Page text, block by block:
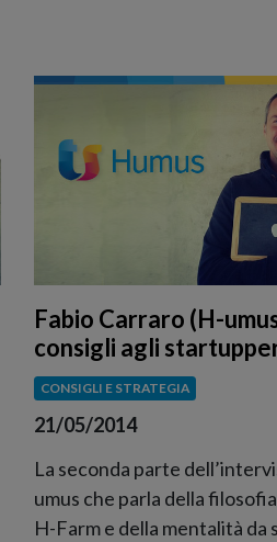
Fabio Carraro (H-
consigli agli
CONSIGLI E STRATEGIA
21/05/2014
La seconda parte
umus che parla della
H-Farm e della mentalità